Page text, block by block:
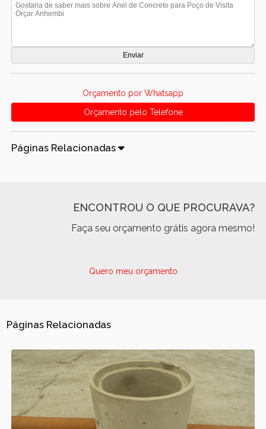
Orçamento por Whatsapp
Orçamento pelo Telefone
Páginas Relacionadas
ENCONTROU O QUE PROCURAVA?
Faça seu orçamento grátis agora mesmo!
Quero meu orçamento
Páginas Relacionadas